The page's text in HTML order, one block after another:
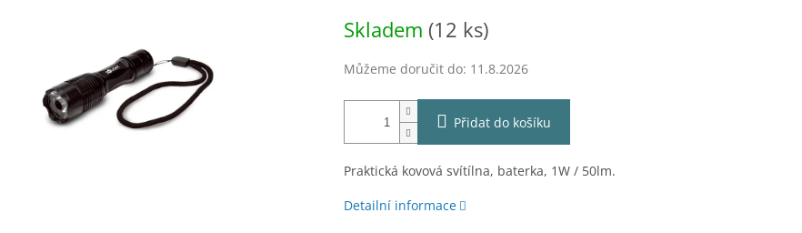
cena:
Skladem (12 ks)
Můžeme doručit do: 11.8.2026
Přidat do košíku
Praktická kovová svítílna, baterka, 1W / 50lm.
Detailní informace